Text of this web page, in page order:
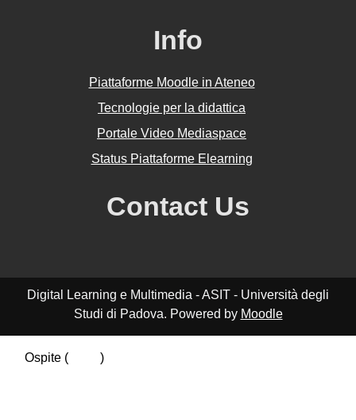
Info
Piattaforme Moodle in Ateneo
Tecnologie per la didattica
Portale Video Mediaspace
Status Piattaforme Elearning
Contact Us
Digital Learning e Multimedia - ASIT - Università degli
Studi di Padova. Powered by Moodle
Ospite (
)